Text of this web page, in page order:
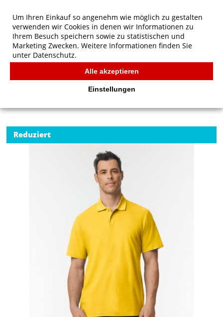
Gildan Softstyle Adult Pique Polo
Reduziert
Um Ihren Einkauf so angenehm wie möglich zu gestalten
verwenden wir Cookies in denen wir Informationen zu
Ihrem Besuch speichern sowie zu statistischen und
Marketing Zwecken. Weitere Informationen finden Sie
unter Datenschutz.
Alle akzeptieren
Einstellungen